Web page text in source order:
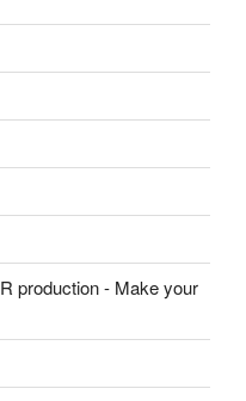
production - Make your